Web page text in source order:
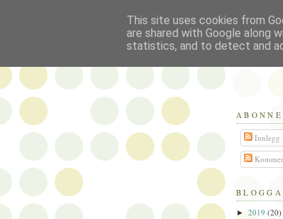
Innlegg
► 2019 (20)
This site uses cookies from
are shared with Google along
statistics, and to detect and